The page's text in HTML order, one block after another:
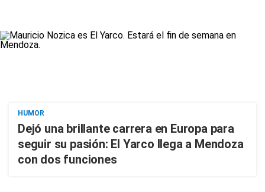
HUMOR
Dejó una brillante carrera en Europa para
seguir su pasión: El Yarco llega a Mendoza
con dos funciones